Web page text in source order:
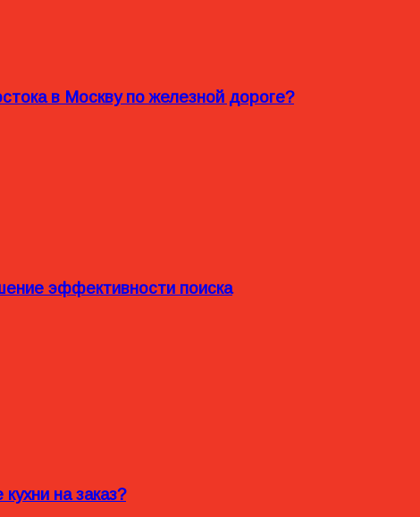
в Москву по железной дороге?
эффективности поиска
на заказ?